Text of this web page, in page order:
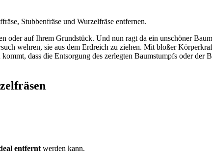
Stubbenfräse und Wurzelfräse entfernen.
auf Ihrem Grundstück. Und nun ragt da ein unschöner
wehren, sie aus dem Erdreich zu ziehen. Mit bloßer
dass die Entsorgung des zerlegten Baumstumpfs oder
entfernt werden kann.